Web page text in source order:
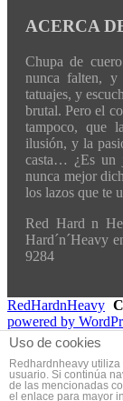
ACERCA
Chupa de
nunca falten, y
tatuajes, y
brutal. Pero el
tampoco, que
ilusión, y la
casta… ¿Es un
nunca mejor
los lazos que te
Red Hard n
Hard´n´Heavy
9284
RedHardnHeavy
powered by
Uso de cookies
Redhardnheavy
usuario. Si continúa
de las mencionadas
el enlace para mayor